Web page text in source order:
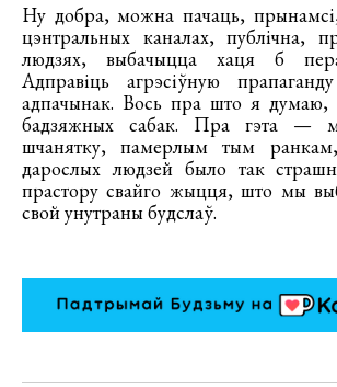
Ну добра, можна пачаць,
цэнтральных каналах, публічна,
людзях, выбачыцца хаця б
Адправіць агрэсіўную
адпачынак. Вось пра што я думаю,
бадзяжных сабак. Пра гэта —
шчанятку, памерлым тым
дарослых людзей было так
прастору свайго жыцця, што мы
свой унутраны будслаў.